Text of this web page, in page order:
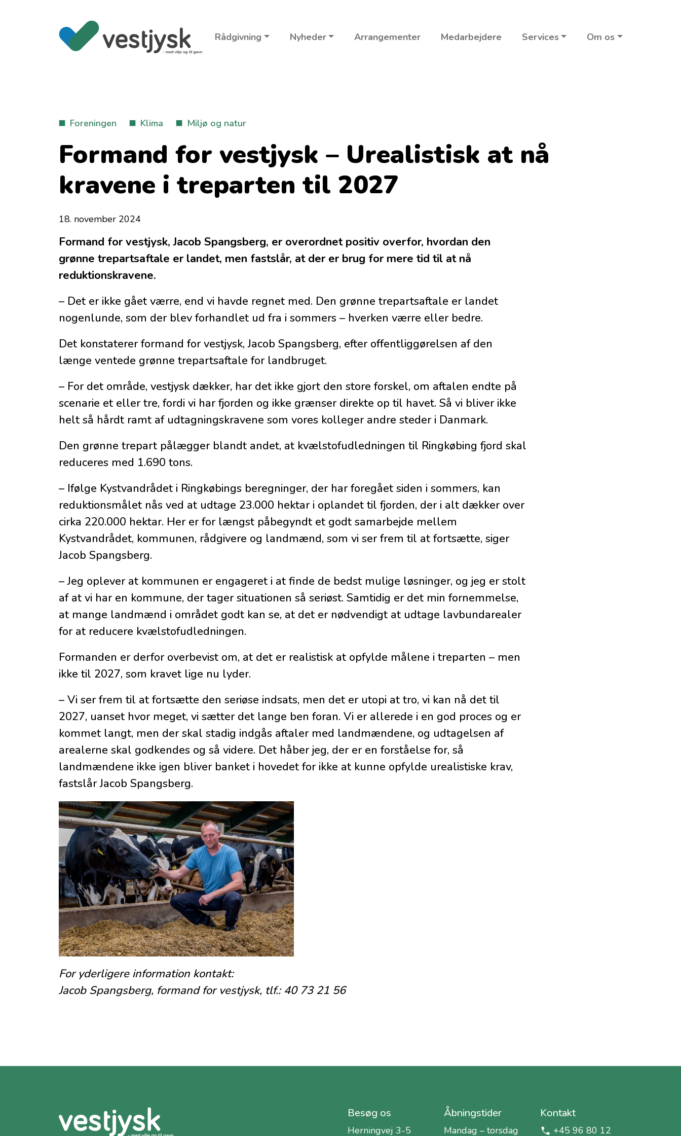
Rådgivning Nyheder Arrangementer Medarbejdere Services Om os
Foreningen Klima Miljø og natur
Formand for vestjysk – Urealistisk at nå
kravene i treparten til 2027
18. november 2024
Formand for vestjysk, Jacob Spangsberg, er overordnet positiv overfor, hvordan den
grønne trepartsaftale er landet, men fastslår, at der er brug for mere tid til at nå
reduktionskravene.
– Det er ikke gået værre, end vi havde regnet med. Den grønne trepartsaftale er landet
nogenlunde, som der blev forhandlet ud fra i sommers – hverken værre eller bedre.
Det konstaterer formand for vestjysk, Jacob Spangsberg, efter offentliggørelsen af den
længe ventede grønne trepartsaftale for landbruget.
– For det område, vestjysk dækker, har det ikke gjort den store forskel, om aftalen endte på
scenarie et eller tre, fordi vi har fjorden og ikke grænser direkte op til havet. Så vi bliver ikke
helt så hårdt ramt af udtagningskravene som vores kolleger andre steder i Danmark.
Den grønne trepart pålægger blandt andet, at kvælstofudledningen til Ringkøbing fjord skal
reduceres med 1.690 tons.
– Ifølge Kystvandrådet i Ringkøbings beregninger, der har foregået siden i sommers, kan
reduktionsmålet nås ved at udtage 23.000 hektar i oplandet til fjorden, der i alt dækker over
cirka 220.000 hektar. Her er for længst påbegyndt et godt samarbejde mellem
Kystvandrådet, kommunen, rådgivere og landmænd, som vi ser frem til at fortsætte, siger
Jacob Spangsberg.
– Jeg oplever at kommunen er engageret i at finde de bedst mulige løsninger, og jeg er stolt
af at vi har en kommune, der tager situationen så seriøst. Samtidig er det min fornemmelse,
at mange landmænd i området godt kan se, at det er nødvendigt at udtage lavbundarealer
for at reducere kvælstofudledningen.
Formanden er derfor overbevist om, at det er realistisk at opfylde målene i treparten – men
ikke til 2027, som kravet lige nu lyder.
– Vi ser frem til at fortsætte den seriøse indsats, men det er utopi at tro, vi kan nå det til
2027, uanset hvor meget, vi sætter det lange ben foran. Vi er allerede i en god proces og er
kommet langt, men der skal stadig indgås aftaler med landmændene, og udtagelsen af
arealerne skal godkendes og så videre. Det håber jeg, der er en forståelse for, så
landmændene ikke igen bliver banket i hovedet for ikke at kunne opfylde urealistiske krav,
fastslår Jacob Spangsberg.
For yderligere information kontakt:
Jacob Spangsberg, formand for vestjysk, tlf.: 40 73 21 56
Besøg os
Herningvej 3-5
Åbningstider
Mandag – torsdag
Kontakt
+45 96 80 12